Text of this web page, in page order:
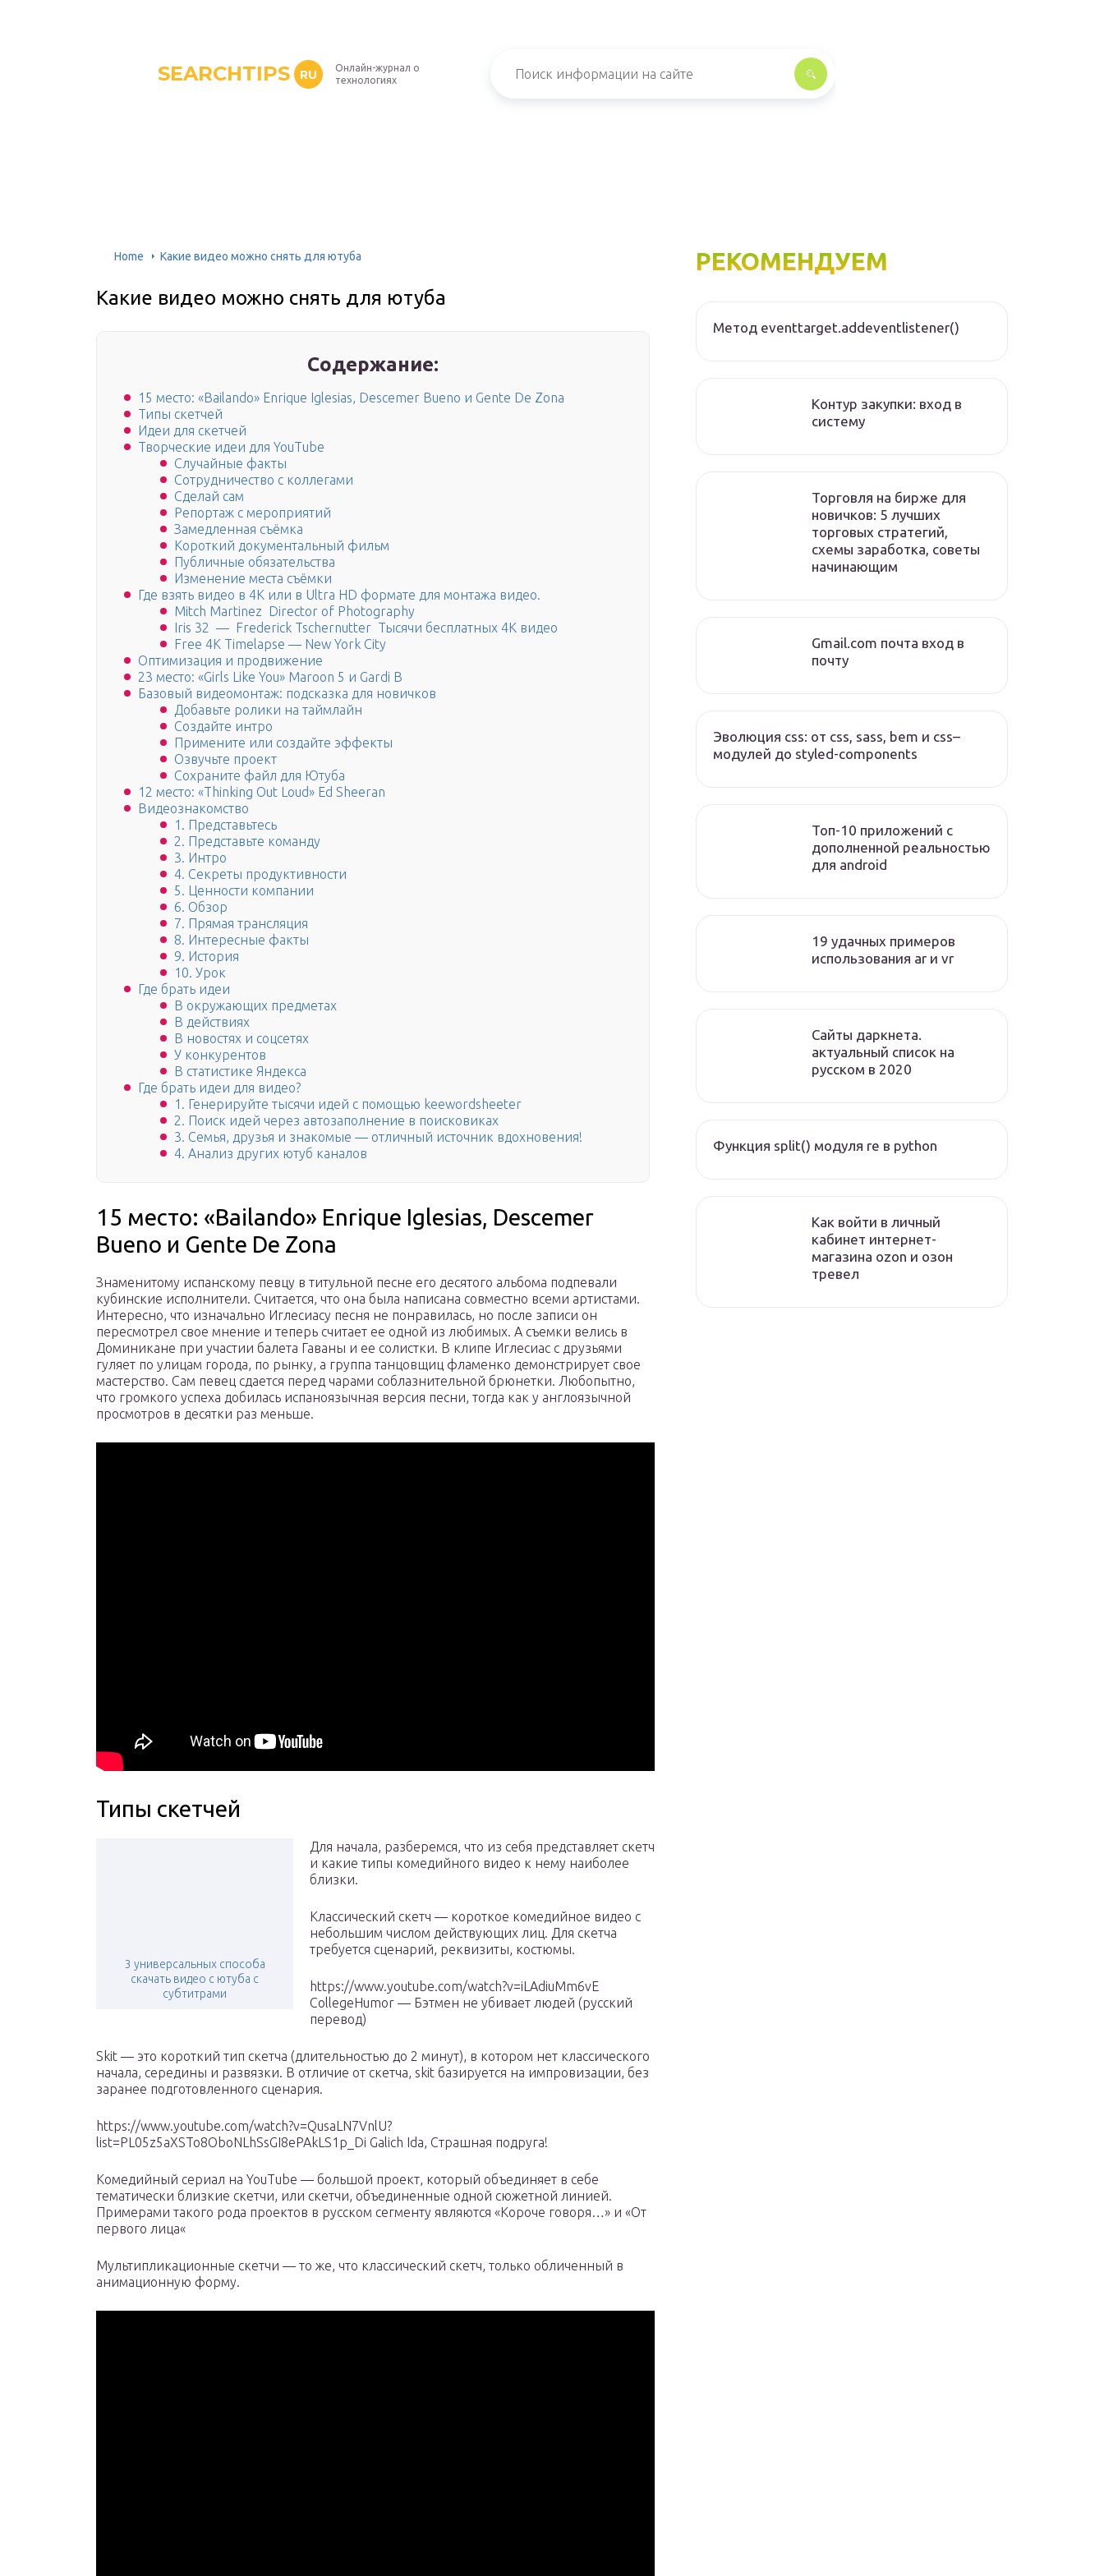
SEARCHTIPS RU
Онлайн-журнал о
технологиях
Home Какие видео можно снять для ютуба
Какие видео можно снять для ютуба
Содержание:
15 место: «Bailando» Enrique Iglesias, Descemer Bueno и Gente De Zona
Типы скетчей
Идеи для скетчей
Творческие идеи для YouTube
Случайные факты
Сотрудничество с коллегами
Сделай сам
Репортаж с мероприятий
Замедленная съёмка
Короткий документальный фильм
Публичные обязательства
Изменение места съёмки
Где взять видео в 4K или в Ultra HD формате для монтажа видео.
Mitch Martinez Director of Photography
Iris 32 — Frederick Tschernutter Тысячи бесплатных 4K видео
Free 4K Timelapse — New York City
Оптимизация и продвижение
23 место: «Girls Like You» Maroon 5 и Gardi B
Базовый видеомонтаж: подсказка для новичков
Добавьте ролики на таймлайн
Создайте интро
Примените или создайте эффекты
Озвучьте проект
Сохраните файл для Ютуба
12 место: «Thinking Out Loud» Ed Sheeran
Видеознакомство
1. Представьтесь
2. Представьте команду
3. Интро
4. Секреты продуктивности
5. Ценности компании
6. Обзор
7. Прямая трансляция
8. Интересные факты
9. История
10. Урок
Где брать идеи
В окружающих предметах
В действиях
В новостях и соцсетях
У конкурентов
В статистике Яндекса
Где брать идеи для видео?
1. Генерируйте тысячи идей с помощью keewordsheeter
2. Поиск идей через автозаполнение в поисковиках
3. Семья, друзья и знакомые — отличный источник вдохновения!
4. Анализ других ютуб каналов
15 место: «Bailando» Enrique Iglesias, Descemer
Bueno и Gente De Zona
Знаменитому испанскому певцу в титульной песне его десятого альбома подпевали
кубинские исполнители. Считается, что она была написана совместно всеми артистами.
Интересно, что изначально Иглесиасу песня не понравилась, но после записи он
пересмотрел свое мнение и теперь считает ее одной из любимых. А съемки велись в
Доминикане при участии балета Гаваны и ее солистки. В клипе Иглесиас с друзьями
гуляет по улицам города, по рынку, а группа танцовщиц фламенко демонстрирует свое
мастерство. Сам певец сдается перед чарами соблазнительной брюнетки. Любопытно,
что громкого успеха добилась испаноязычная версия песни, тогда как у англоязычной
просмотров в десятки раз меньше.
Типы скетчей
3 универсальных способа
скачать видео с ютуба с
субтитрами
Для начала, разберемся, что из себя представляет скетч
и какие типы комедийного видео к нему наиболее
близки.
Классический скетч — короткое комедийное видео с
небольшим числом действующих лиц. Для скетча
требуется сценарий, реквизиты, костюмы.
https://www.youtube.com/watch?v=iLAdiuMm6vE
CollegeHumor — Бэтмен не убивает людей (русский
перевод)
Skit — это короткий тип скетча (длительностью до 2 минут), в котором нет классического
начала, середины и развязки. В отличие от скетча, skit базируется на импровизации, без
заранее подготовленного сценария.
https://www.youtube.com/watch?v=QusaLN7VnlU?
list=PL05z5aXSTo8OboNLhSsGI8ePAkLS1p_Di Galich Ida, Страшная подруга!
Комедийный сериал на YouTube — большой проект, который объединяет в себе
тематически близкие скетчи, или скетчи, объединенные одной сюжетной линией.
Примерами такого рода проектов в русском сегменту являются «Короче говоря…» и «От
первого лица«
Мультипликационные скетчи — то же, что классический скетч, только обличенный в
анимационную форму.
РЕКОМЕНДУЕМ
Метод eventtarget.addeventlistener()
Контур закупки: вход в
систему
Торговля на бирже для
новичков: 5 лучших
торговых стратегий,
схемы заработка, советы
начинающим
Gmail.com почта вход в
почту
Эволюция css: от css, sass, bem и css–
модулей до styled-components
Топ-10 приложений с
дополненной реальностью
для android
19 удачных примеров
использования ar и vr
Сайты даркнета.
актуальный список на
русском в 2020
Функция split() модуля re в python
Как войти в личный
кабинет интернет-
магазина ozon и озон
тревел